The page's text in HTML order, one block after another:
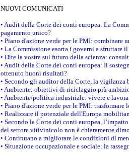
NUOVI COMUNICATI
• Audit della Corte dei conti europea: La
pagamento unico?
• Piano d'azione verde per le PMI: combinare
• La Commissione esorta i governi a sfruttare
• Dite la vostra sul futuro della scienza:
• Audit della Corte dei conti europea: Il
ottenuto buoni risultati?
• Secondo gli auditor della Corte, la vigilanza
• Ambiente: obiettivi di riciclaggio più
• Ambiente/politica industriale: vivere e
• Piano d'azione verde per le PMI:
• Realizzare il potenziale dell'Europa
• Secondo la Corte dei conti europea,
del settore vitivinicolo non è chiaramente
• Continuano a migliorare le condizioni di
• Situazione occupazionale e sociale: la